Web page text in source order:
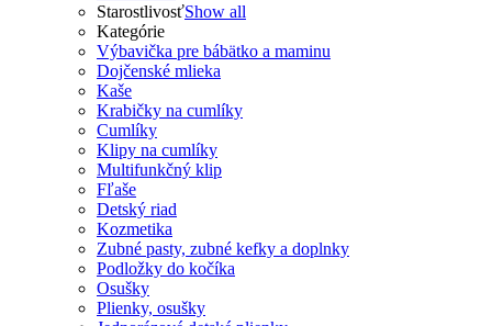
StarostlivosťShow all
Kategórie
Výbavička pre bábätko a maminu
Dojčenské mlieka
Kaše
Krabičky na cumlíky
Cumlíky
Klipy na cumlíky
Multifunkčný klip
Fľaše
Detský riad
Kozmetika
Zubné pasty, zubné kefky a doplnky
Podložky do kočíka
Osušky
Plienky, osušky